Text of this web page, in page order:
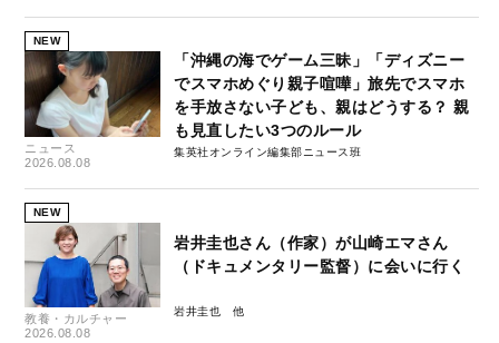
NEW
ニュース
2026.08.08
「沖縄の海でゲーム三昧」「ディズニー
でスマホめぐり親子喧嘩」旅先でスマホ
を手放さない子ども、親はどうする？ 親
も見直したい3つのルール
集英社オンライン編集部ニュース班
NEW
教養・カルチャー
2026.08.08
岩井圭也さん（作家）が山崎エマさん
（ドキュメンタリー監督）に会いに行く
岩井圭也